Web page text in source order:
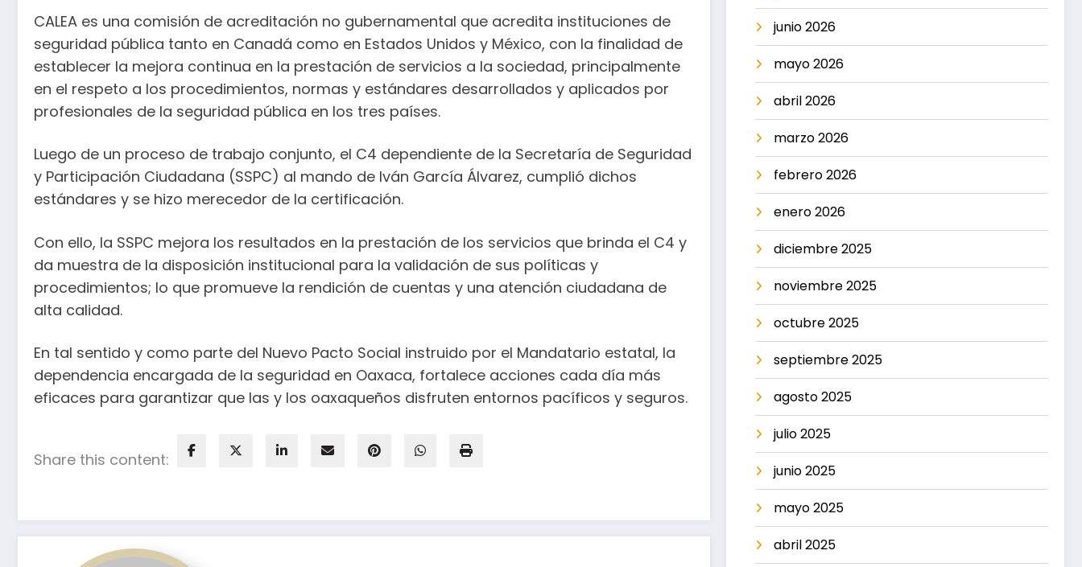
CALEA es una comisión de acreditación no gubernamental que acredita instituciones de
seguridad pública tanto en Canadá como en Estados Unidos y México, con la finalidad de
establecer la mejora continua en la prestación de servicios a la sociedad, principalmente
en el respeto a los procedimientos, normas y estándares desarrollados y aplicados por
profesionales de la seguridad pública en los tres países.
Luego de un proceso de trabajo conjunto, el C4 dependiente de la Secretaría de Seguridad
y Participación Ciudadana (SSPC) al mando de Iván García Álvarez, cumplió dichos
estándares y se hizo merecedor de la certificación.
Con ello, la SSPC mejora los resultados en la prestación de los servicios que brinda el C4 y
da muestra de la disposición institucional para la validación de sus políticas y
procedimientos; lo que promueve la rendición de cuentas y una atención ciudadana de
alta calidad.
En tal sentido y como parte del Nuevo Pacto Social instruido por el Mandatario estatal, la
dependencia encargada de la seguridad en Oaxaca, fortalece acciones cada día más
eficaces para garantizar que las y los oaxaqueños disfruten entornos pacíficos y seguros.
Share this content:
junio 2026
mayo 2026
abril 2026
marzo 2026
febrero 2026
enero 2026
diciembre 2025
noviembre 2025
octubre 2025
septiembre 2025
agosto 2025
julio 2025
junio 2025
mayo 2025
abril 2025